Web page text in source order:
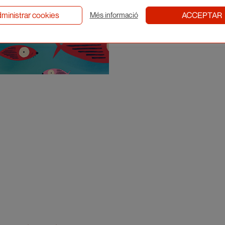
cookies Més informació ACCEPTAR